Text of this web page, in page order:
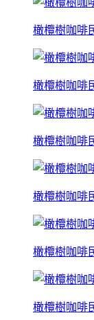
橄欖樹咖啡
橄欖樹咖啡
橄欖樹咖啡
橄欖樹咖啡
橄欖樹咖啡
橄欖樹咖啡